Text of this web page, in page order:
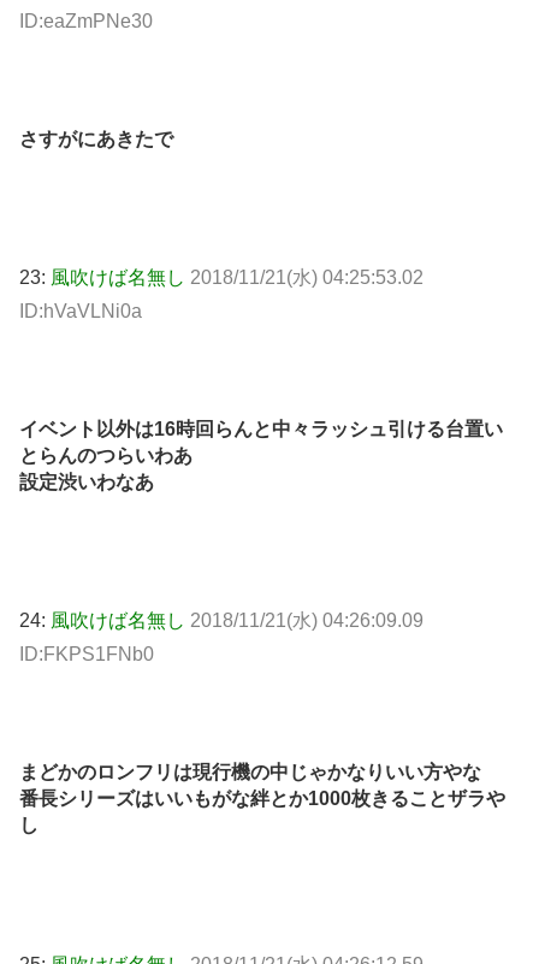
ID:eaZmPNe30
さすがにあきたで
23: 風吹けば名無し 2018/11/21(水) 04:25:53.02
ID:hVaVLNi0a
イベント以外は16時回らんと中々ラッシュ引ける台置い
とらんのつらいわあ
設定渋いわなあ
24: 風吹けば名無し 2018/11/21(水) 04:26:09.09
ID:FKPS1FNb0
まどかのロンフリは現行機の中じゃかなりいい方やな
番長シリーズはいいもがな絆とか1000枚きることザラや
し